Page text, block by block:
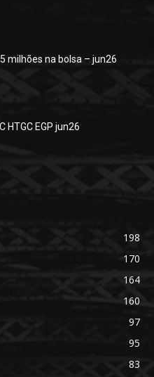
milhões na bolsa – jun26
HTGC EGP jun26
198
170
164
160
97
95
83